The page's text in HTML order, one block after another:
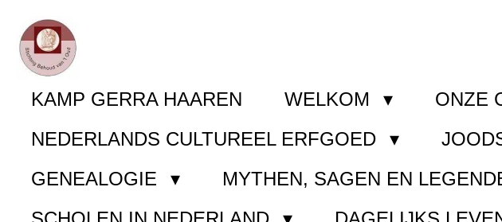
Ga
direct
naar
hoofdinhoud
KAMP GERRA HAAREN WELKOM
ONZE
NEDERLANDS CULTUREEL ERFGOED
GENEALOGIE
MYTHEN, SAGEN EN